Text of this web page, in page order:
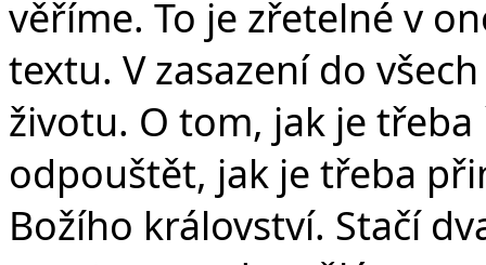
věříme. To je zřetelné v
textu. V zasazení do
životu. O tom, jak je
odpouštět, jak je třeba
Božího království. Stačí